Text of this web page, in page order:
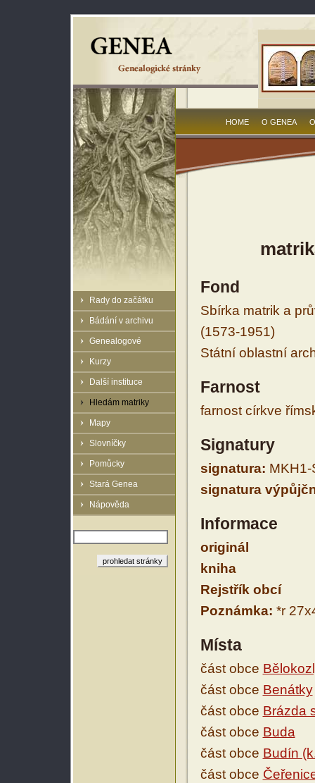
Rady do začátku
Bádání v archivu
Genealogové
Kurzy
Další instituce
Hledám matriky
Mapy
Slovníčky
Pomůcky
Stará Genea
Nápověda
HOME O GENEA
Fond
Sbírka matrik a
(1573-1951)
Státní oblastní
Farnost
farnost církve
Signatury
signatura: MKH1-
signatura
Informace
originál
kniha
Rejstřík obcí
Poznámka: *r
Místa
část obce
část obce Benátky
část obce Brázda
část obce Buda
část obce Budín
část obce